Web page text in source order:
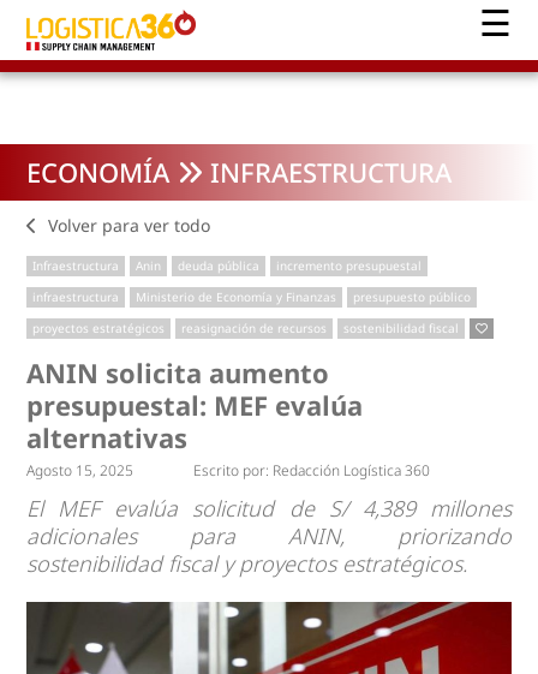
ECONOMÍA INFRAESTRUCTURA
Volver para ver todo
Infraestructura Anin deuda pública
incremento presupuestal
infraestructura
Ministerio de Economía y Finanzas
presupuesto público
proyectos estratégicos
reasignación de recursos sostenibilidad fiscal
ANIN solicita aumento
presupuestal: MEF evalúa
alternativas
Agosto 15, 2025 Escrito por: Redacción Logística 360
El MEF evalúa solicitud de S/ 4,389 millones
adicionales para ANIN, priorizando
sostenibilidad fiscal y proyectos estratégicos.